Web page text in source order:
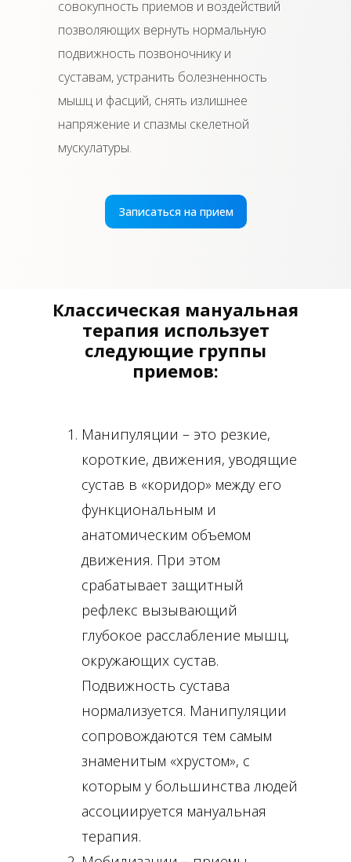
совокупность приемов и воздействий
позволяющих вернуть нормальную
подвижность позвоночнику и
суставам, устранить болезненность
мышц и фасций, снять излишнее
напряжение и спазмы скелетной
мускулатуры.
Записаться на прием
Классическая мануальная
терапия использует
следующие группы
приемов:
Манипуляции – это резкие,
короткие, движения, уводящие
сустав в «коридор» между его
функциональным и
анатомическим объемом
движения. При этом
срабатывает защитный
рефлекс вызывающий
глубокое расслабление мышц,
окружающих сустав.
Подвижность сустава
нормализуется. Манипуляции
сопровождаются тем самым
знаменитым «хрустом», с
которым у большинства людей
ассоциируется мануальная
терапия.